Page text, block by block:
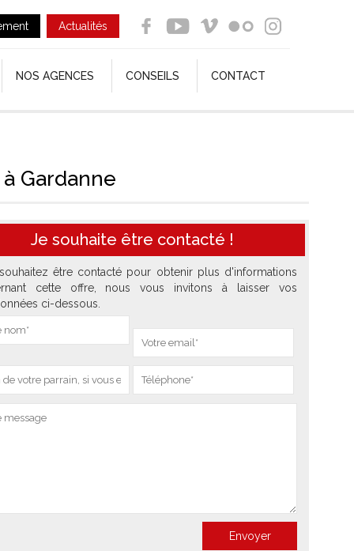
Actualités
NOS AGENCES CONSEILS CONTACT
Gardanne
Je souhaite être contacté !
être contacté pour obtenir plus d'informations
cette offre, nous vous invitons à laisser vos
ci-dessous.